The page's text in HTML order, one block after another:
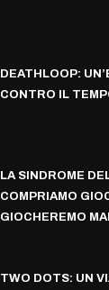
DEATHLOOP:
CONTRO IL
LA SINDROME
COMPRIAMO
GIOCHEREMO MAI
TWO DOTS: UN